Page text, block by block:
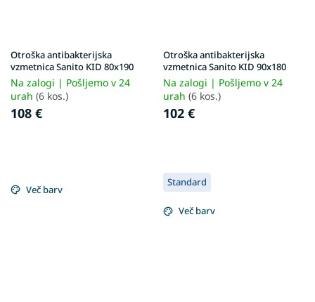
Otroška antibakterijska
vzmetnica Sanito KID 80x190
Na zalogi | Pošljemo v 24
urah (6 kos.)
108 €
Otroška antibakterijska
vzmetnica Sanito KID 90x180
Na zalogi | Pošljemo v 24
urah (6 kos.)
102 €
Več barv
Standard
Več barv